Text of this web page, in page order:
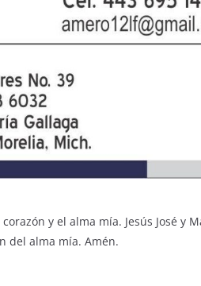
corazón y el alma mía. Jesús José y
del alma mía. Amén.